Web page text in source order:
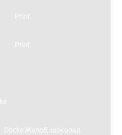
Print
Print
Döcke Желоб, шоколад